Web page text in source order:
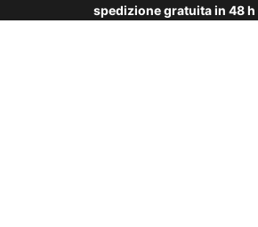
spedizione gratuita in 48 h